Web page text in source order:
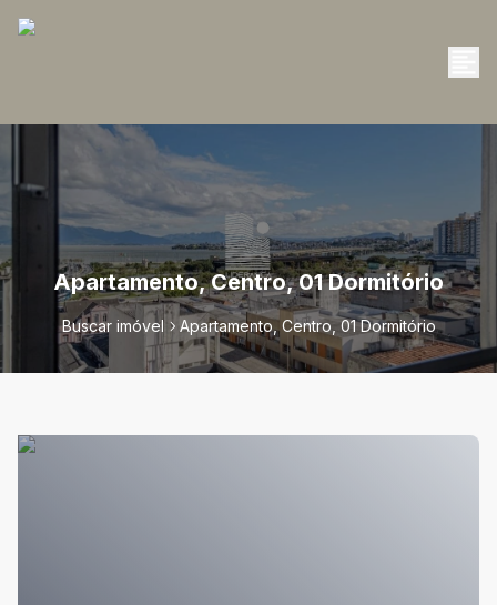
Apartamento, Centro, 01 Dormitório
Buscar imóvel Apartamento, Centro, 01 Dormitório